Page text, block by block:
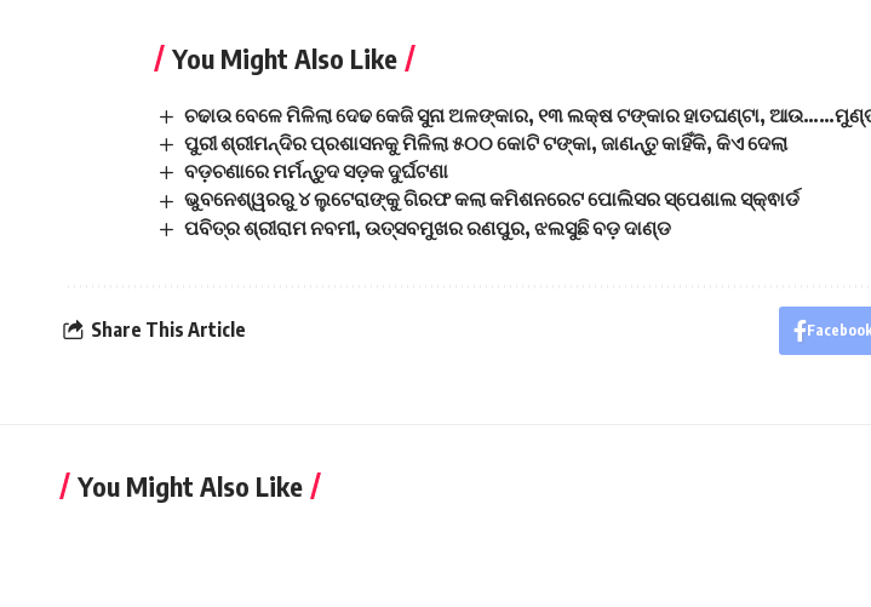
You Might Also Like
ଚଢାଉ ବେଳେ ମିଳିଲା ଦେଢ କେଜି ସୁନା ଅଳଙ୍କାର, ୧୩ ଲକ୍ଷ ଟଙ୍କାର ହାତଘଣ୍ଟା,
ପୁରୀ ଶ୍ରୀମନ୍ଦିର ପ୍ରଶାସନକୁ ମିଳିଲା ୫୦୦ କୋଟି ଟଙ୍କା, ଜାଣନ୍ତୁ କାହିଁକି, କିଏ ଦେଲା
ବଡ଼ଚଣାରେ ମର୍ମନ୍ତୁଦ ସଡ଼କ ଦୁର୍ଘଟଣା
ଭୁବନେଶ୍ୱରରୁ ୪ ଲୁଟେରାଙ୍କୁ ଗିରଫ କଲା କମିଶନରେଟ ପୋଲିସର ସ୍ପେଶାଲ ସ୍କ୍ଵାର୍ଡ
ପବିତ୍ର ଶ୍ରୀରାମ ନବମୀ, ଉତ୍ସବମୁଖର ରଣପୁର, ଝଲସୁଛି ବଡ଼ ଦାଣ୍ଡ
Share This Article
You Might Also Like